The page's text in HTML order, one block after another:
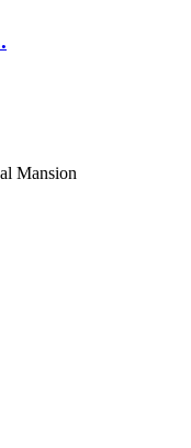
Mansion